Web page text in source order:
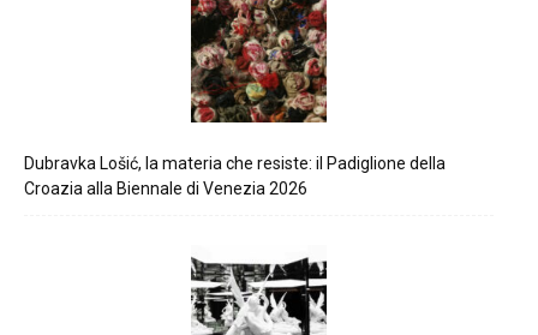
Dubravka Lošić, la materia che resiste: il Padiglione della
Croazia alla Biennale di Venezia 2026